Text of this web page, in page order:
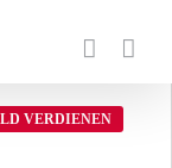
VERDIENEN